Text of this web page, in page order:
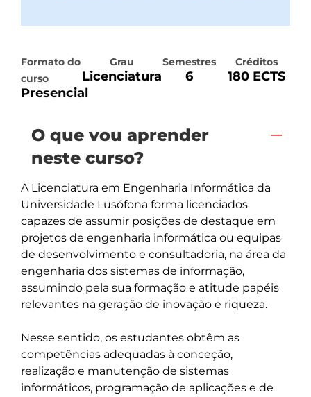
Formato do
curso
Presencial
Grau
Licenciatura
Semestres
6
Créditos
180 ECTS
O que vou aprender
neste curso?
A Licenciatura em Engenharia Informática da
Universidade Lusófona forma licenciados
capazes de assumir posições de destaque em
projetos de engenharia informática ou equipas
de desenvolvimento e consultadoria, na área da
engenharia dos sistemas de informação,
assumindo pela sua formação e atitude papéis
relevantes na geração de inovação e riqueza.
Nesse sentido, os estudantes obtêm as
competências adequadas à conceção,
realização e manutenção de sistemas
informáticos, programação de aplicações e de